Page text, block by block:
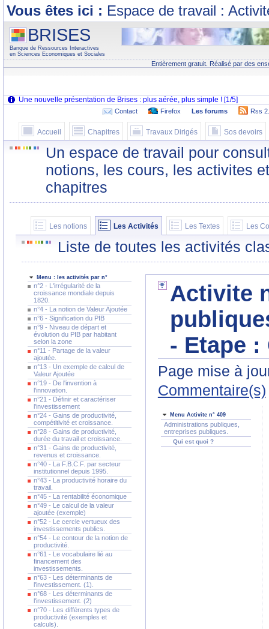
Vous êtes ici : Espace de travail :
BRISES
Banque de Ressources Interactives
en Sciences Economiques et Sociales
Entièrement gratuit. Réalisé par des
Contact Firefox Les forums Rss
Accueil Chapitres Travaux Dirigés Sos devoirs
Un espace de travail pour
notions, les cours, les activites
chapitres
Les notions Les Activités Les Textes Les
Liste de toutes les activités
Menu : les activités par n°
n°2 - L'irrégularité de la
croissance mondiale depuis
1820.
n°4 - La notion de Valeur Ajoutée
n°6 - Signification du PIB
n°9 - Niveau de départ et
évolution du PIB par habitant
selon la zone
n°11 - Partage de la valeur
ajoutée.
n°13 - Un exemple de calcul de
Valeur Ajoutée
n°19 - De l'invention à
l'innovation.
n°21 - Définir et caractériser
l'investissement
n°24 - Gains de productivité,
compétitivité et croissance.
n°28 - Gains de productivité,
durée du travail et croissance.
n°31 - Gains de productivité,
revenus et croissance.
n°40 - La F.B.C.F. par secteur
institutionnel depuis 1995.
n°43 - La productivité horaire du
travail.
n°45 - La rentabilité économique
n°49 - Le calcul de la valeur
ajoutée (exemple)
n°52 - Le cercle vertueux des
investissements publics.
n°54 - Le contour de la notion de
productivité.
n°61 - Le vocabulaire lié au
financement des
investissements.
n°63 - Les déterminants de
l'investissement. (1).
n°68 - Les déterminants de
l'investissement. (2)
n°70 - Les différents types de
productivité (exemples et
calculs).
Activite
- Etape :
Page mise à
Commentaire(s)
Menu Activite n° 409
Administrations publiques,
entreprises publiques.
Qui est quoi ?